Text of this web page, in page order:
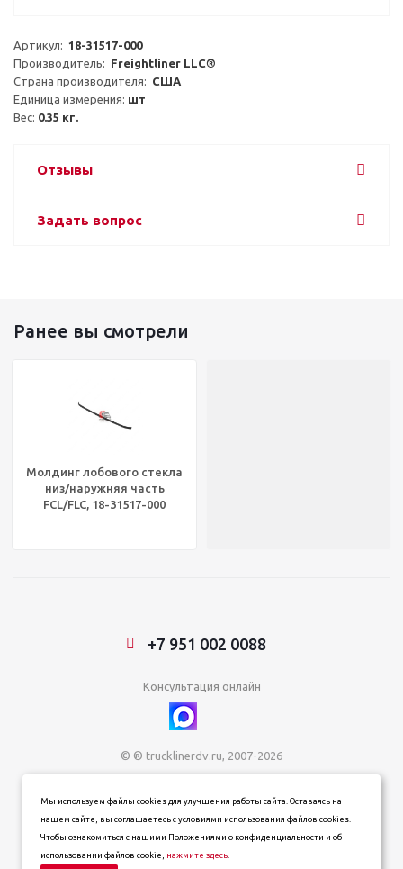
Артикул: 18-31517-000
Производитель: Freightliner LLC®
Страна производителя: США
Единица измерения: шт
Вес: 0.35 кг.
Отзывы
Задать вопрос
Ранее вы смотрели
Молдинг лобового стекла
низ/наружняя часть
FCL/FLC, 18-31517-000
+7 951 002 0088
Консультация онлайн
© ® trucklinerdv.ru, 2007-2026
Информация о товарах, ценах и наличии на сайте носит
информационный характер и не является публичной офертой,
ИНН 253612854202
ОГРН 320253600063402
Мы используем файлы cookies для улучшения работы сайта. Оставаясь на
нашем сайте, вы соглашаетесь с условиями использования файлов cookies.
Чтобы ознакомиться с нашими Положениями о конфиденциальности и об
использовании файлов cookie, нажмите здесь.